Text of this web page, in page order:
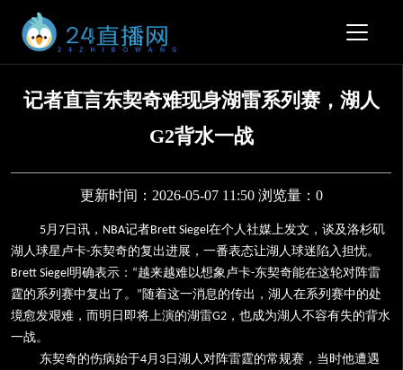
记者直言东契奇难现身湖雷系列赛，湖人
G2背水一战
更新时间：2026-05-07 11:50 浏览量：0
5月 7 日讯， NBA记者Brett Siegel在个人社媒上发文，谈及洛杉矶
湖人球星卢卡-东契奇的复出进展，一番表态让湖人球迷陷入担忧。
Brett Siegel明确表示： “越来越难以想象卢卡-东契奇能在这轮对阵雷
霆的系列赛中复出了。 ” 随着这一消息的传出，湖人在系列赛中的处
境愈发艰难，而明日即将上演的湖雷G2 ，也成为湖人不容有失的背水
一战。
东契奇的伤病始于4月 3 日湖人对阵雷霆的常规赛，当时他遭遇